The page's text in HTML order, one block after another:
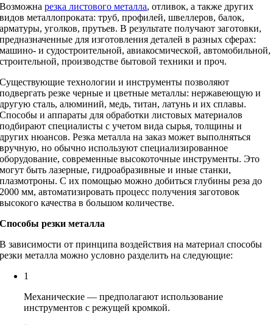
Возможнарезка листового металла, отливок, а также других
видов металлопроката: труб, профилей, швеллеров, балок,
арматуры, уголков, прутьев. В результате получают заготовки,
предназначенные для изготовления деталей в разных сферах:
машино- и судостроительной, авиакосмической, автомобильной,
строительной, производстве бытовой техники и проч.
Существующие технологии и инструменты позволяют
подвергать резке черные и цветные металлы: нержавеющую и
другую сталь, алюминий, медь, титан, латунь и их сплавы.
Способы и аппараты для обработки листовых материалов
подбирают специалисты с учетом вида сырья, толщины и
других нюансов. Резка металла на заказ может выполняться
вручную, но обычно используют специализированное
оборудование, современные высокоточные инструменты. Это
могут быть лазерные, гидроабразивные и иные станки,
плазмотроны. С их помощью можно добиться глубины реза до
2000 мм, автоматизировать процесс получения заготовок
высокого качества в большом количестве.
Способы резки металла
В зависимости от принципа воздействия на материал способы
резки металла можно условно разделить на следующие:
1
Механические — предполагают использование
инструментов с режущей кромкой.